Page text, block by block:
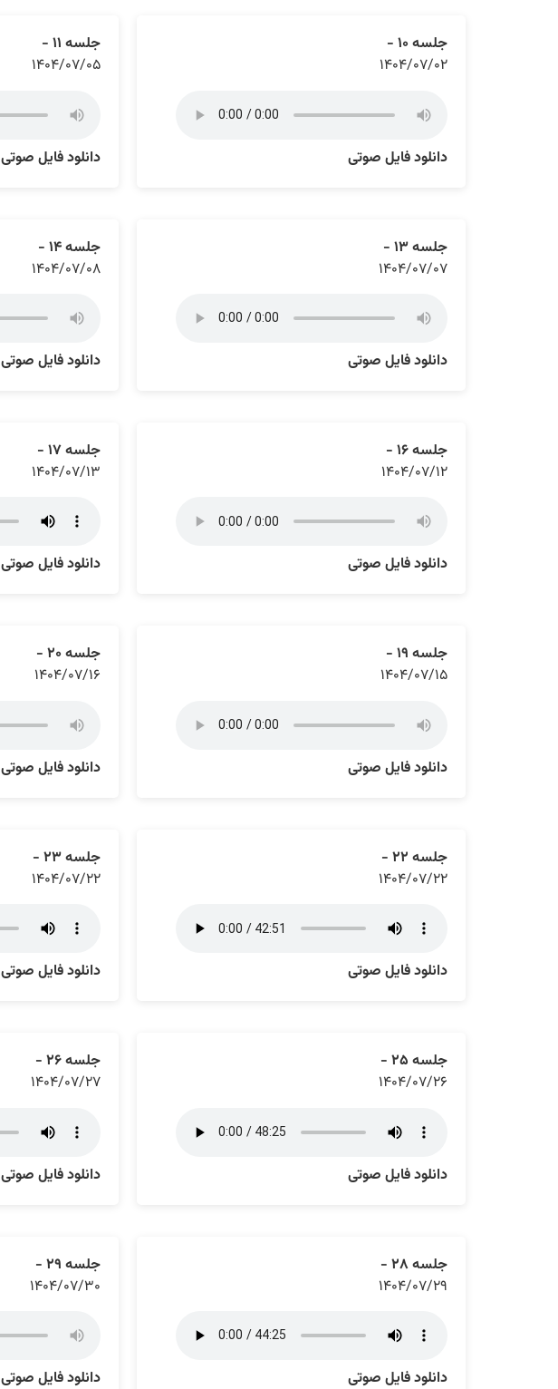
جلسه ۱۰ -
۱۴۰۴/۰۷/۰۲
دانلود فایل صوتی
جلسه ۱۱ -
۱۴۰۴/۰۷/۰۵
دانلود فایل صوتی
جلسه ۱۳ -
۱۴۰۴/۰۷/۰۷
دانلود فایل صوتی
جلسه ۱۴ -
۱۴۰۴/۰۷/۰۸
دانلود فایل صوتی
جلسه ۱۶ -
۱۴۰۴/۰۷/۱۲
دانلود فایل صوتی
جلسه ۱۷ -
۱۴۰۴/۰۷/۱۳
دانلود فایل صوتی
جلسه ۱۹ -
۱۴۰۴/۰۷/۱۵
دانلود فایل صوتی
جلسه ۲۰ -
۱۴۰۴/۰۷/۱۶
دانلود فایل صوتی
جلسه ۲۲ -
۱۴۰۴/۰۷/۲۲
دانلود فایل صوتی
جلسه ۲۳ -
۱۴۰۴/۰۷/۲۲
دانلود فایل صوتی
جلسه ۲۵ -
۱۴۰۴/۰۷/۲۶
دانلود فایل صوتی
جلسه ۲۶ -
۱۴۰۴/۰۷/۲۷
دانلود فایل صوتی
جلسه ۲۸ -
۱۴۰۴/۰۷/۲۹
دانلود فایل صوتی
جلسه ۲۹ -
۱۴۰۴/۰۷/۳۰
دانلود فایل صوتی